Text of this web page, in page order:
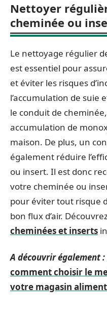
Nettoyer
cheminée ou
Le nettoyage régulier
est essentiel pour
et éviter les risques
l’accumulation de suie
le conduit de
accumulation de
maison. De plus, un
également réduire
ou insert. Il est donc
votre cheminée ou
pour éviter tout risque
bon flux d’air.
cheminées et inserts
A découvrir également :
comment choisir le
votre magasin